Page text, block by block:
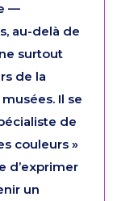
—
au-delà de
surtout
de la
Il se
de
couleurs »
d’exprimer
un